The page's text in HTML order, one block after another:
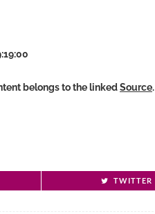
belongs to the linkedSource.
TWITTER